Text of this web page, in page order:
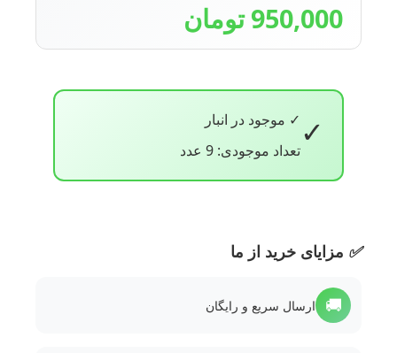
950,000 تومان
✓ ✓ موجود در انبار
تعداد موجودی: 9 عدد
✅ مزایای خرید از ما
🚚 ارسال سریع و رایگان